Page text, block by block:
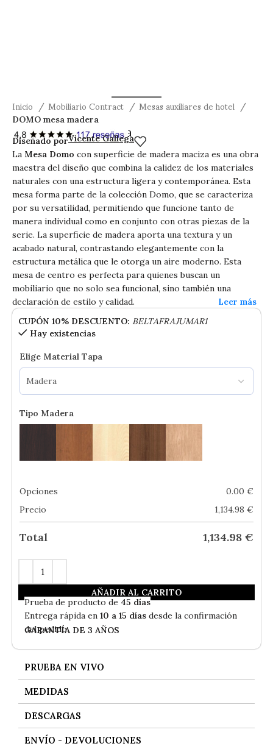
Inicio Mobiliario Contract Mesas auxiliares de hotel
DOMO mesa madera
DOMO mesa madera
Diseñado porVicente Gallega
La Mesa Domo con superficie de madera maciza es una obra
maestra del diseño que combina la calidez de los materiales
naturales con una estructura ligera y contemporánea. Esta
mesa forma parte de la colección Domo, que se caracteriza
por su versatilidad, permitiendo que funcione tanto de
manera individual como en conjunto con otras piezas de la
serie. La superficie de madera aporta una textura y un
acabado natural, contrastando elegantemente con la
estructura metálica que le otorga un aire moderno. Esta
mesa de centro es perfecta para quienes buscan un
mobiliario que no solo sea funcional, sino también una
declaración de estilo y calidad.
CUPÓN 10% DESCUENTO: BELTAFRAJUMAR1
Hay existencias
Elige Material Tapa
Tipo Madera
Opciones 0.00 €
Precio
1,134.98 €
Total 1,134.98 €
AÑADIR AL CARRITO
EnStock- Envío Gratis
Prueba de producto de 45 días
Entrega rápida en 10 a 15 días desde la confirmación
del pedido
GARANTÍA DE 3 AÑOS
PRUEBA EN VIVO
MEDIDAS
DESCARGAS
ENVÍO - DEVOLUCIONES